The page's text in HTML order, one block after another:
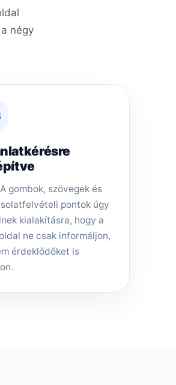
négy
gombok, szövegek és
pontok úgy
kialakításra, hogy a
ne csak informáljon,
érdeklődőket is